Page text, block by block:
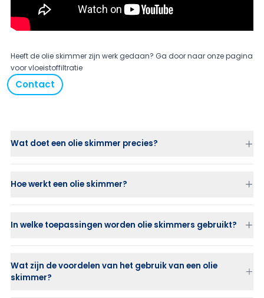
Heeft de olie skimmer zijn werk gedaan? Ga door naar onze pagina
voorvloeistoffiltratie
Contact
Wat doet een olie skimmer precies?
Hoe werkt een olie skimmer?
In welke toepassingen worden olie skimmers gebruikt?
Wat zijn de voordelen van het gebruik van een olie
skimmer?
Verwijdert efficiënt drijvende olie en vet